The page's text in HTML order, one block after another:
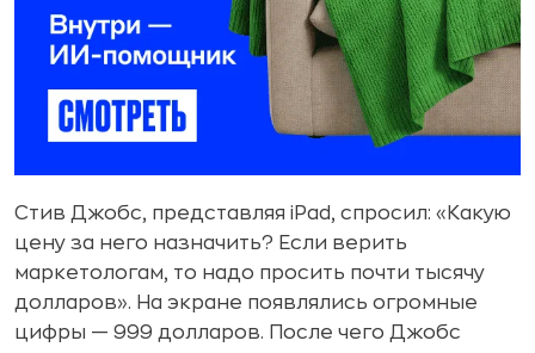
Стив Джобс, представляя iPad, спросил: «Какую
цену за него назначить? Если верить
маркетологам, то надо просить почти тысячу
долларов». На экране появлялись огромные
цифры — 999 долларов. После чего Джобс